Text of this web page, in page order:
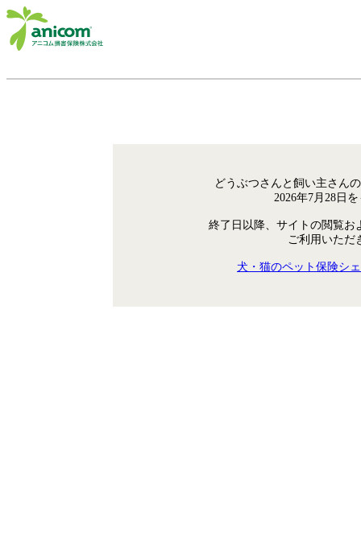
どうぶつさんと飼い主さん
2026年7月28日
終了日以降、サイトの閲覧お
ご利用いただ
犬・猫のペット保険シ